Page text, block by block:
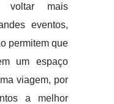
mais
eventos,
permitem que
um espaço
viagem, por
a melhor